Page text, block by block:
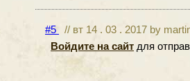
#5
// вт 14 . 03 . 2017 by
Войдите на сайт для